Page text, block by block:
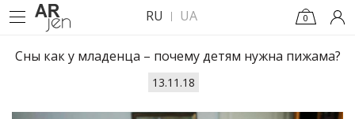
RU UA 0
Сны как у младенца – почему детям нужна пижама?
13.11.18